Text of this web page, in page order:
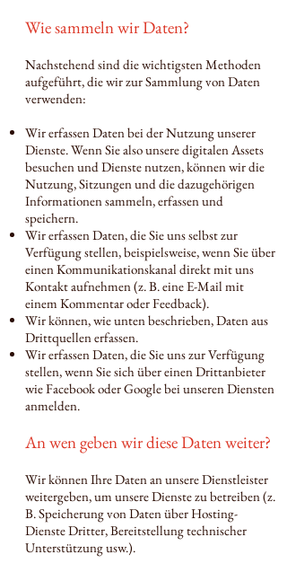
Wie sammeln wir Daten?
Nachstehend sind die wichtigsten Methoden
aufgeführt, die wir zur Sammlung von Daten
verwenden:
Wir erfassen Daten bei der Nutzung unserer
Dienste. Wenn Sie also unsere digitalen Assets
besuchen und Dienste nutzen, können wir die
Nutzung, Sitzungen und die dazugehörigen
Informationen sammeln, erfassen und
speichern.
Wir erfassen Daten, die Sie uns selbst zur
Verfügung stellen, beispielsweise, wenn Sie über
einen Kommunikationskanal direkt mit uns
Kontakt aufnehmen (z. B. eine E-Mail mit
einem Kommentar oder Feedback).
Wir können, wie unten beschrieben, Daten aus
Drittquellen erfassen.
Wir erfassen Daten, die Sie uns zur Verfügung
stellen, wenn Sie sich über einen Drittanbieter
wie Facebook oder Google bei unseren Diensten
anmelden.
An wen geben wir diese Daten weiter?
Wir können Ihre Daten an unsere Dienstleister
weitergeben, um unsere Dienste zu betreiben (z.
B. Speicherung von Daten über Hosting-
Dienste Dritter, Bereitstellung technischer
Unterstützung usw.).